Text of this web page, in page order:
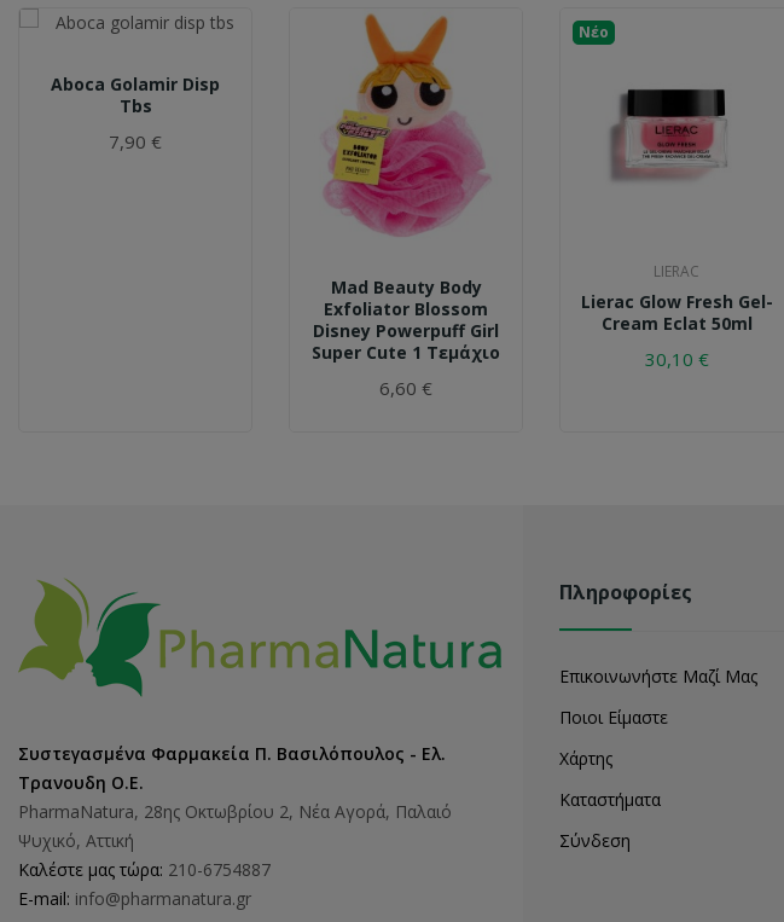
Aboca Golamir Disp
Tbs
7,90 €
Mad Beauty Body
Exfoliator Blossom
Disney Powerpuff Girl
Super Cute 1 Τεμάχιο
6,60 €
Νέο
LIERAC
Lierac Glow Fresh Gel-
Cream Eclat 50ml
30,10 €
Συστεγασμένα Φαρμακεία Π. Βασιλόπουλος - Ελ.
Τρανουδη Ο.Ε.
PharmaNatura, 28ης Οκτωβρίου 2, Νέα Αγορά, Παλαιό
Ψυχικό, Αττική
Καλέστε μας τώρα: 210-6754887
E-mail: info@pharmanatura.gr
Πληροφορίες
Επικοινωνήστε Μαζί Μας
Ποιοι Είμαστε
Χάρτης
Καταστήματα
Σύνδεση